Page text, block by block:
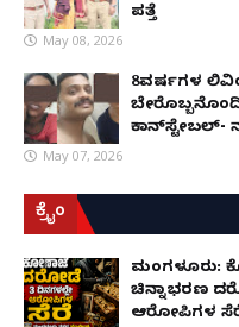
ಪತ್ತೆ
May 08, 2026
8ವರ್ಷಗಳ
ಕಾನ್‌ಸ್ಟೇಬಲ್-
May 07, 2026
ಕ್ರೈಂ
ಮಂಗಳೂರು:
ಚಿನ್ನಾಭರಣ
ಆರೋಪಿಗಳ